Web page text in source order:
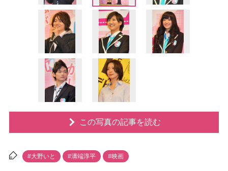
この写真の記事を読む
#大野いと #溝端淳平 #映画